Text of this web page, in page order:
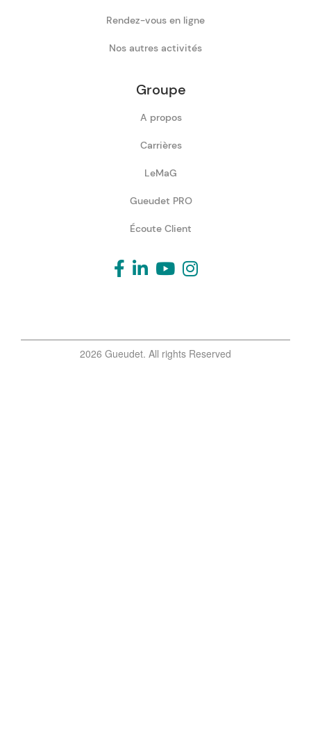
Rendez-vous en ligne
Nos autres activités
Groupe
A propos
Carrières
LeMaG
Gueudet PRO
Écoute Client
2026 Gueudet. All rights Reserved